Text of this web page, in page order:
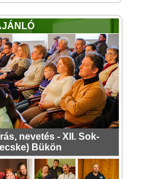
nevetés - XII. Sok-
Bükön